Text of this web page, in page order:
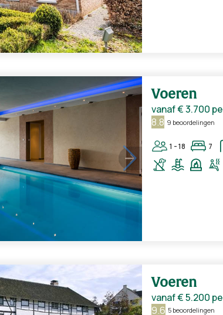
Voeren
vanaf€ 3.700
8.8 9 beoordelingen
1 - 18 7
Voeren
vanaf€ 5.200
9.6 5 beoordelingen